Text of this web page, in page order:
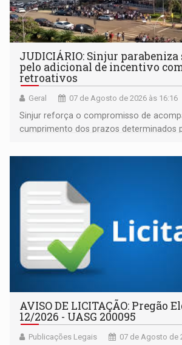
JUDICIÁRIO: Sinjur
pelo adicional de incentivo
retroativos
Geral 07 de Agosto de 2026 às 16:16
Sinjur reforça o compromisso de
cumprimento dos prazos determinados
AVISO DE LICITAÇÃO: Pregão
12/2026 - UASG 200095
Publicações Legais 07 de Agosto de